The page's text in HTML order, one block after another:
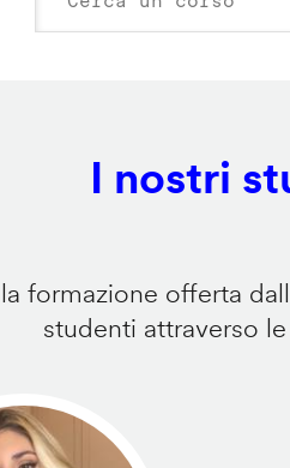
I nostri
formazione offerta
studenti attraverso